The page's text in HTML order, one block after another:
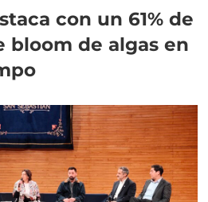
con un 61% de
bloom de algas en